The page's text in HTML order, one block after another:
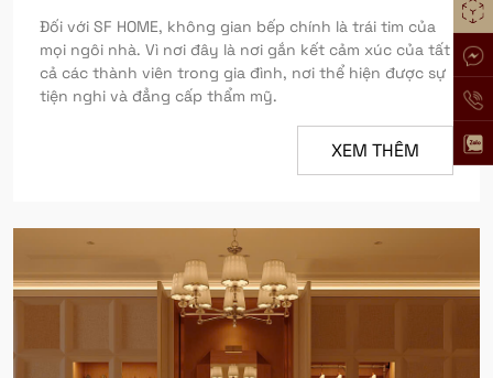
Đối với SF HOME, không gian bếp chính là trái tim của
mọi ngôi nhà. Vì nơi đây là nơi gắn kết cảm xúc của tất
cả các thành viên trong gia đình, nơi thể hiện được sự
tiện nghi và đẳng cấp thẩm mỹ.
XEM THÊM